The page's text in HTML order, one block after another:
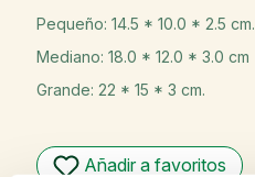
Pequeño: 14.5 * 10.0 * 2.5 cm.
Mediano: 18.0 * 12.0 * 3.0 cm
Grande: 22 * 15 * 3 cm.
Añadir a favoritos